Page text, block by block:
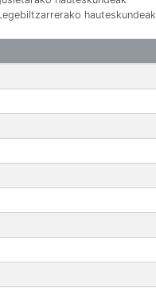
hauteskundeak